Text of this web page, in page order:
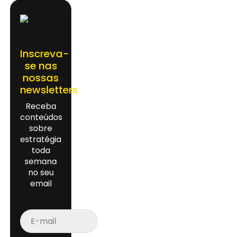
Inscreva-
se nas
nossas
newsletters
Receba
conteúdos
sobre
estratégia
toda
semana
no seu
email
E-
mail
*